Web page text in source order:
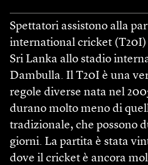
Spettatori assistono alla
international cricket (T20I)
Sri Lanka allo stadio
Dambulla. Il T20I è una
regole diverse nata nel
durano molto meno di
tradizionale, che possono
giorni. La partita è stata
dove il cric­ket è ancora